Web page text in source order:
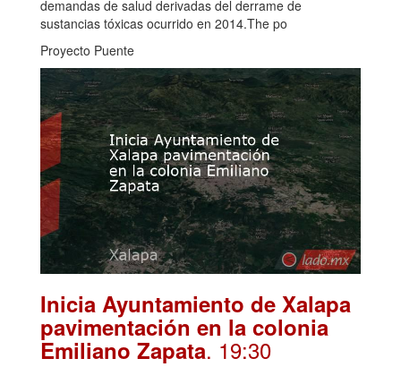
demandas de salud derivadas del derrame de
sustancias tóxicas ocurrido en 2014.The po
Proyecto Puente
Inicia Ayuntamiento de Xalapa
pavimentación en la colonia
Emiliano Zapata. 19:30